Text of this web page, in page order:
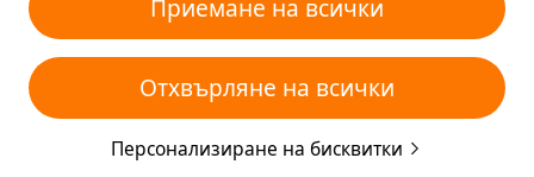
партньорите, с които работим, да съхраняваме
бисквитки и подобни технологии на Вашето
устройство за рекламни цели. Можете да изберете
също „Отхвърляне на всички“ за
незадължителните бисквитки или да изберете
Приемане на всички
Отхвърляне на всички
Персонализиране на бисквитки